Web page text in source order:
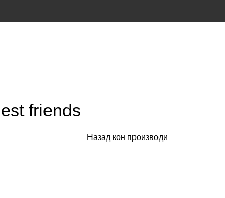
friends
Назад кон производи